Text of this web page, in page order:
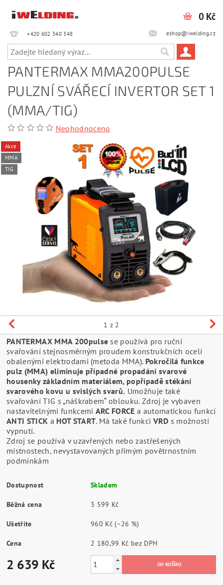
+420 602 340 348‎‎ eshop@iwelding.cz
0 Kč
PANTERMAX MMA200PULSE
PULZNÍ SVÁŘECÍ INVERTOR SET 1
(MMA/TIG)
Neohodnoceno
Akce
MMA
TIG
1 z 2
PANTERMAX MMA 200pulse se používá pro ruční
svařování stejnosměrným proudem konstrukčních ocelí
obalenými elektrodami (metoda MMA). Pokročilá funkce
pulz (MMA) eliminuje případné propadání svarové
housenky základním materiálem, popřípadě stékání
svarového kovu u svislých svarů. Umožňuje také
svařování TIG s „náškrabem“ oblouku. Zdroj je vybaven
nastavitelnými funkcemi ARC FORCE a automatickou funkcí
ANTI STICK a HOT START. Má také funkci VRD s možností
vypnutí.
Zdroj se používá v uzavřených nebo zastřešených
místnostech, nevystavovaných přímým povětrnostním
podmínkám
Dostupnost Skladem
Běžná cena 3 599 Kč
Ušetříte 960 Kč(–26 %)
Cena 2 180,99 Kč bez DPH
2 639 Kč